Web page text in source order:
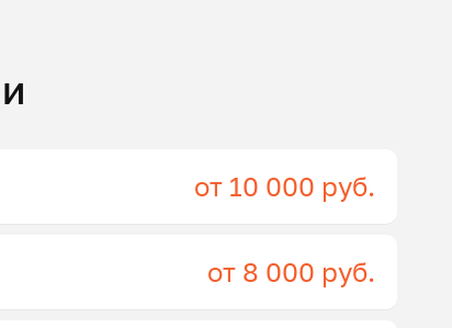
от 10 000 руб.
от 8 000 руб.